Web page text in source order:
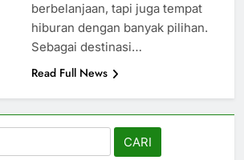
berbelanjaan, tapi juga tempat
hiburan dengan banyak pilihan.
Sebagai destinasi…
Read Full News